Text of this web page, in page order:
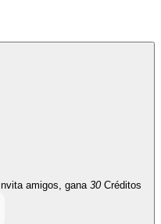
Invita amigos, gana 30 Créditos